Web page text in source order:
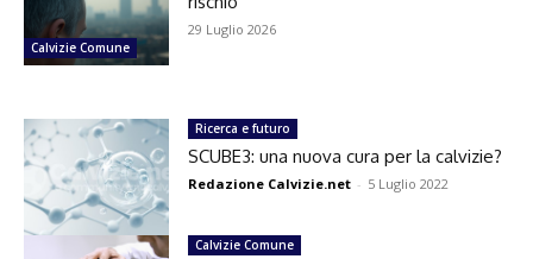
Calvizie Comune
29 Luglio 2026
Ricerca e futuro
SCUBE3: una nuova cura per la calvizie?
Redazione Calvizie.net - 5 Luglio 2022
Calvizie Comune